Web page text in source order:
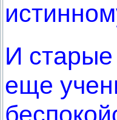
И
еще